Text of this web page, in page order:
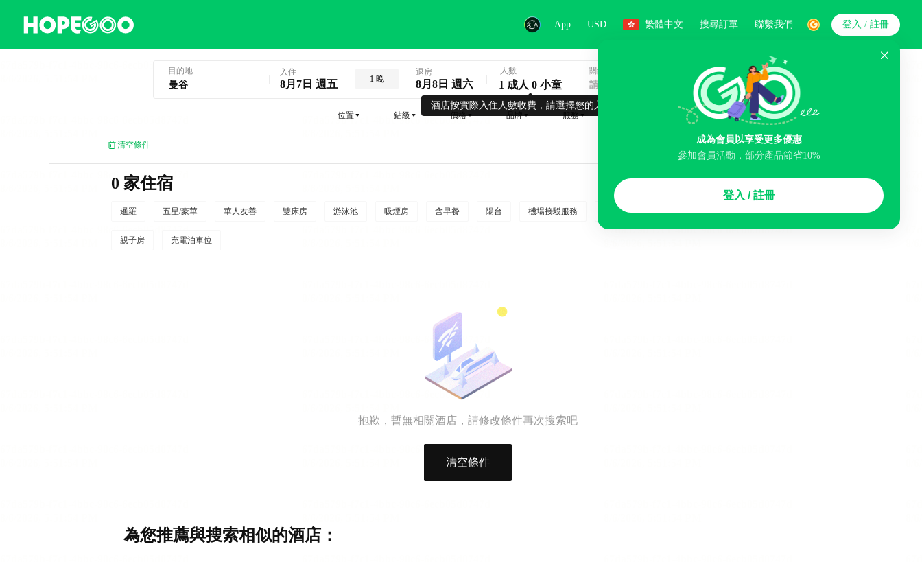
App USD 繁體中文 搜尋訂單 聯繫我們
成為會員以享受更多優惠
參加會員活動，部分產品節省10%
登入 / 註冊
登入 / 註冊
目的地 入住
8月7日 週五 1 晚
退房
8月8日 週六
酒店按實際入住人數收費，請選擇您的入住人數
人數
1 成人 0 小童
關鍵字
搜索
位置 鉆級 價格 品牌 服務
清空條件
0 家住宿
暹羅 五星/豪華 華人友善 雙床房 游泳池 吸煙房 含早餐 陽台 機場接駁服務 吸煙區 免費取消 民宿 泊車場
親子房 充電泊車位
抱歉，暫無相關酒店，請修改條件再次搜索吧
清空條件
為您推薦與搜索相似的酒店：